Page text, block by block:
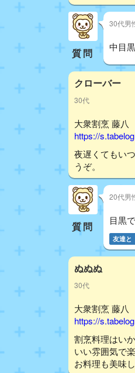
質問
30代男
中目
クローバー
30代
大衆割烹 藤八
https://
夜遅くてもい
うぞ。
質問
20代男
目黒
友達と
ぬぬぬ
30代
大衆割烹 藤八
https://
割烹料理はい
いい雰囲気で
お料理も美味